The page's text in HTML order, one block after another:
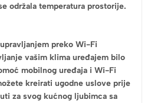
održala temperatura prostorije.
preko Wi-Fi
vašim klima uređajem bilo
mobilnog uređaja i Wi-Fi
kreirati ugodne uslove prije
za svog kućnog ljubimca sa